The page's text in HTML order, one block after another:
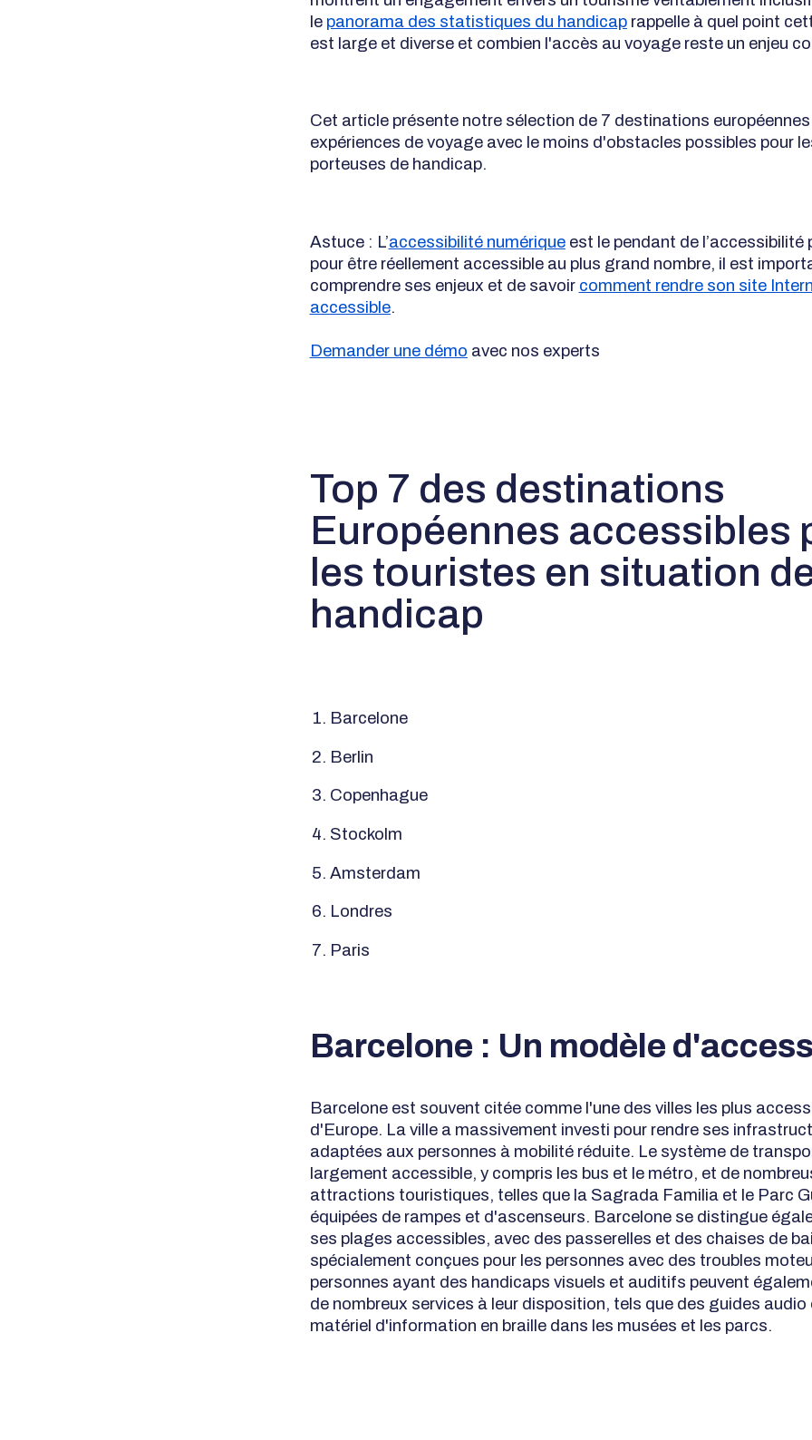
le panorama des statistiques du handicaprappelle à quel point
est large et diverse et combien l'accès au voyage reste un enjeu
Cet article présente notre sélection de 7 destinations
expériences de voyage avec le moins d'obstacles possibles pour
porteuses de handicap.
Astuce : L’accessibilité numériqueest le pendant de l’accessibilité
pour être réellement accessible au plus grand nombre, il est
comprendre ses enjeux et de savoir comment rendre son site
accessible.
Demander une démo avec nos experts
Top 7 des destinations
Européennes accessibles
les touristes en situation
handicap
Barcelone
Berlin
Copenhague
Stockolm
Amsterdam
Londres
Paris
Barcelone : Un modèle
Barcelone est souvent citée comme l'une des villes les plus
d'Europe. La ville a massivement investi pour rendre ses
adaptées aux personnes à mobilité réduite. Le système de
largement accessible, y compris les bus et le métro, et de
attractions touristiques, telles que la Sagrada Familia et le Parc
équipées de rampes et d'ascenseurs. Barcelone se distingue
ses plages accessibles, avec des passerelles et des chaises de
spécialement conçues pour les personnes avec des troubles
personnes ayant des handicaps visuels et auditifs peuvent
de nombreux services à leur disposition, tels que des guides audio
matériel d'information en braille dans les musées et les parcs.